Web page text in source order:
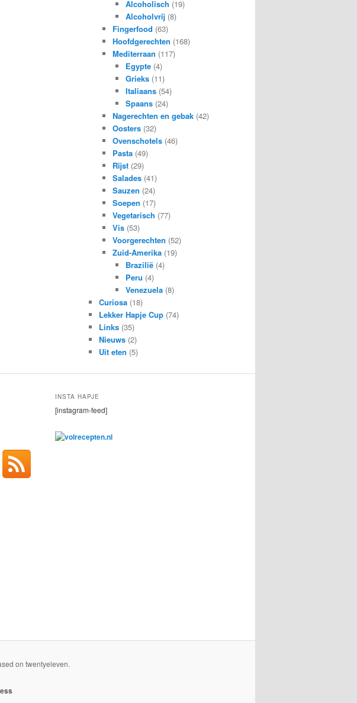
Alcoholisch (19)
Alcoholvrij (8)
Fingerfood (63)
Hoofdgerechten (168)
Mediterraan (117)
Egypte (4)
Grieks (11)
Italiaans (54)
Spaans (24)
Nagerechten en gebak(42)
Oosters(32)
Ovenschotels(46)
Pasta(49)
Rijst(29)
Salades(41)
Sauzen (24)
Soepen (17)
Vegetarisch (77)
Vis(53)
Voorgerechten (52)
Zuid-Amerika(19)
Brazilië (4)
Peru (4)
Venezuela (8)
Curiosa (18)
Lekker Hapje Cup (74)
Links (35)
Nieuws (2)
Uit eten (5)
INSTA HAPJE
[instagram-feed]
on twentyeleven.